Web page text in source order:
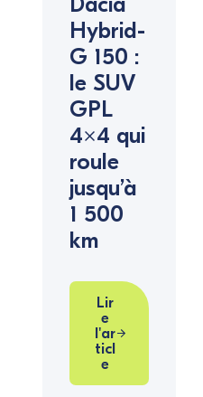
Hybrid-
G 150 :
le SUV
GPL
4×4 qui
roule
jusqu’à
1 500
km
Lir
e
l'ar
ticl
e